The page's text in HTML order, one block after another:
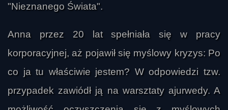
"Nieznanego Świata".
Anna przez 20 lat spełniała się w pracy
korporacyjnej, aż pojawił się myślowy kryzys: Po
co ja tu właściwie jestem? W odpowiedzi tzw.
przypadek zawiódł ją na warsztaty ajurwedy. A